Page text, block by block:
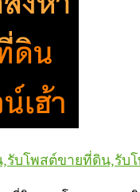
รับโพสต์ขายที่ดิน,รั